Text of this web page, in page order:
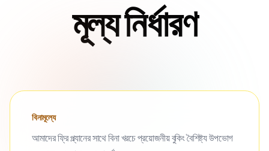
মূল্য নির্ধারণ
বিনামূল্যে
আমাদের ফ্রি প্ল্যানের সাথে বিনা খরচে প্রয়োজনীয় বুকিং বৈশিষ্ট্য উপভোগ